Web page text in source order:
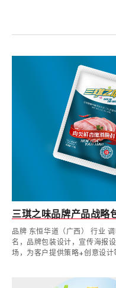
三琪之味品牌产品战略
品牌 东恒华道（广西） 行业
名，品牌包装设计，宣传海报
场，为客户提供策略+创意设计